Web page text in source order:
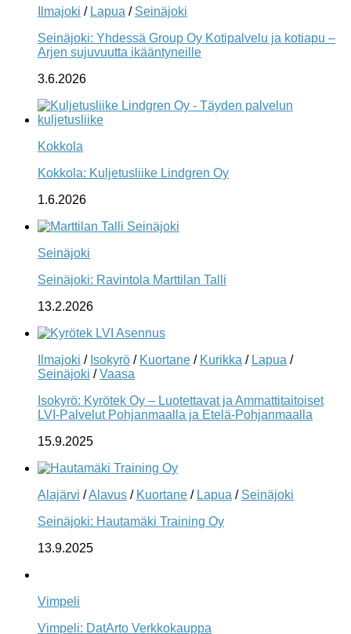
Ilmajoki / Lapua / Seinäjoki
Seinäjoki: Yhdessä Group Oy Kotipalvelu ja kotiapu –
Arjen sujuvuutta ikääntyneille
3.6.2026
Kokkola
Kokkola: Kuljetusliike Lindgren Oy
1.6.2026
Seinäjoki
Seinäjoki: Ravintola Marttilan Talli
13.2.2026
Ilmajoki / Isokyrö / Kuortane / Kurikka / Lapua /
Seinäjoki /Vaasa
Isokyrö: Kyrötek Oy – Luotettavat ja Ammattitaitoiset
LVI-Palvelut Pohjanmaalla ja Etelä-Pohjanmaalla
15.9.2025
Alajärvi /Alavus / Kuortane / Lapua / Seinäjoki
Seinäjoki: Hautamäki Training Oy
13.9.2025
Vimpeli
Vimpeli: DatArto Verkkokauppa